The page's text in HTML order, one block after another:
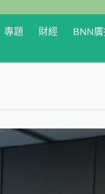
專題 財經 BNN